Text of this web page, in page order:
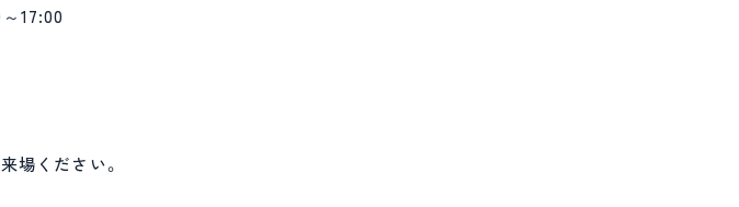
17:00
場ください。